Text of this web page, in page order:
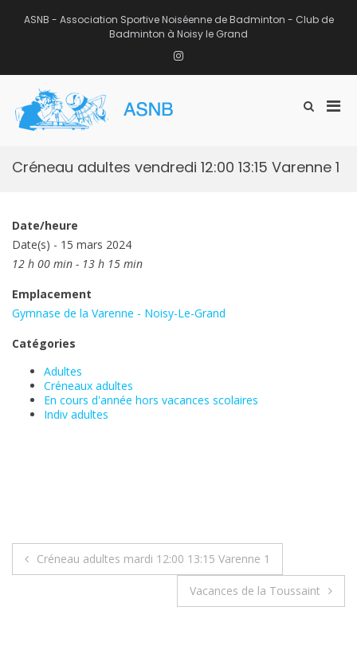
ASNB - Association Sportive Noiséenne de Badminton - Club de
Badminton à Noisy le Grand
Instagram
Afficher
recherche
Créneau adultes vendredi 12:00 13:15 Varenne 1
Date/heure
Date(s) - 15 mars 2024
12 h 00 min - 13 h 15 min
Emplacement
Gymnase de la Varenne - Noisy-Le-Grand
Catégories
Adultes
Créneaux adultes
En cours d'année hors vacances scolaires
Indiv adultes
Navigation
Créneau adultes mardi 12:00 13:15 Varenne 1
Vacances de la Toussaint